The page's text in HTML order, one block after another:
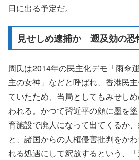
日に出る予定だ。
見せしめ逮捕か 遡及効の恐
周氏は2014年の民主化デモ「雨傘
主の女神」などと呼ばれ、香港民
ていたため、当局としてもみせし
われる。かつて習近平の顔に墨を
育施設で廃人になって出てくるか
と、諸国からの人権侵害批判をか
れる処遇にして釈放するという、